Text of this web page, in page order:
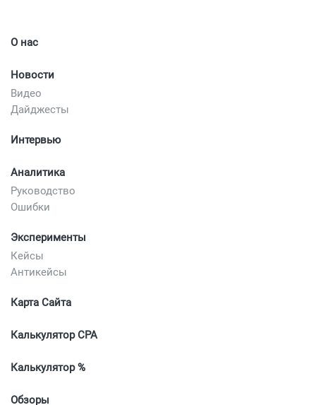
О нас
Новости
Видео
Дайджесты
Интервью
Аналитика
Руководство
Ошибки
Эксперименты
Кейсы
Антикейсы
Карта Сайта
Калькулятор CPA
Калькулятор %
Обзоры